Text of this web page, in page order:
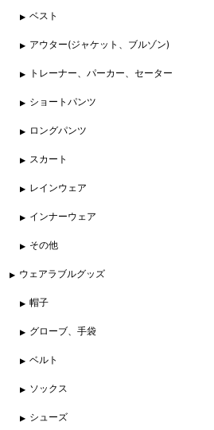
ベスト
アウター(ジャケット、ブルゾン)
トレーナー、パーカー、セーター
ショートパンツ
ロングパンツ
スカート
レインウェア
インナーウェア
その他
ウェアラブルグッズ
帽子
グローブ、手袋
ベルト
ソックス
シューズ